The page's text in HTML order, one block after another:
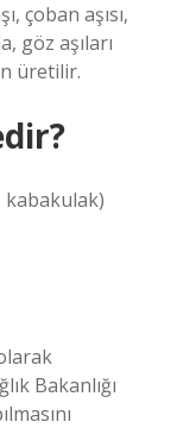
çoban aşısı,
göz aşıları
üretilir.
kabakulak)
Bakanlığı